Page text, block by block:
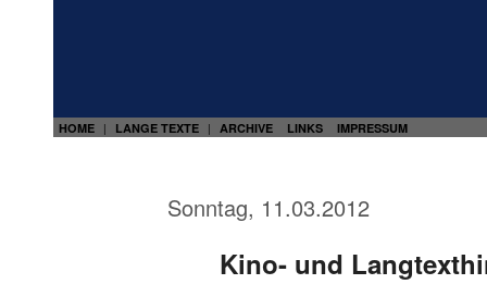
HOME | LANGE TEXTE | ARCHIVE LINKS IMPRESSUM
Sonntag, 11.03.2012
Kino- und